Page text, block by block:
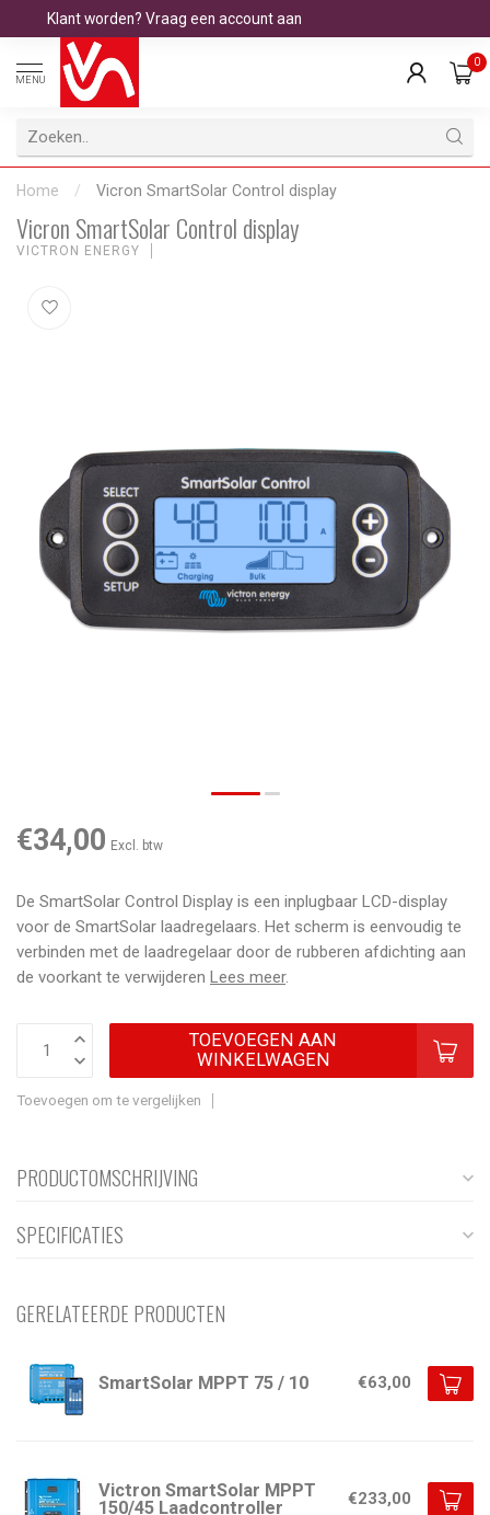
Klant worden? Vraag een account aan
MENU
0
Home / Vicron SmartSolar Control display
Vicron SmartSolar Control display
VICTRON ENERGY
€34,00 Excl. btw
De SmartSolar Control Display is een inplugbaar LCD-display
voor de SmartSolar laadregelaars. Het scherm is eenvoudig te
verbinden met de laadregelaar door de rubberen afdichting aan
de voorkant te verwijderen Lees meer.
TOEVOEGEN AAN
WINKELWAGEN
Toevoegen om te vergelijken
PRODUCTOMSCHRIJVING
SPECIFICATIES
GERELATEERDE PRODUCTEN
SmartSolar MPPT 75 / 10 €63,00
Victron SmartSolar MPPT
150/45 Laadcontroller
€233,00